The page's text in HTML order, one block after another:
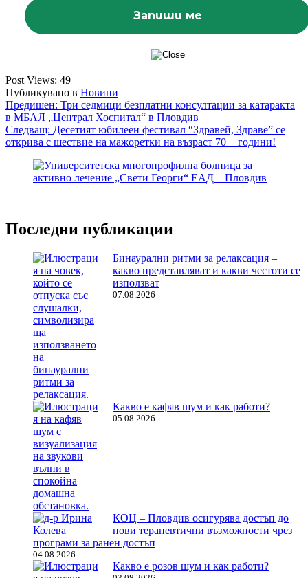
Post Views: 49
Публикувано в Новини
Навигация
Предишен: Три седмици безплатни консултации за катаракта
в МБАЛ „Централ Хоспитал“ в Пловдив
Следващ: Десетият юбилеен фестивал “Здравей, Здраве” се
открива с шествие на мажоретки на възраст 70 + години!
Последни публикации
Бинаурални ритми за релаксация –
какво представляват и какви честоти се
използват
07.08.2026
Какво е кафяв шум и как работи?
05.08.2026
КОЦ – Пловдив осигурява достъп до
нови терапевтични възможности чрез
програми за ранен достъп
04.08.2026
Какво е розов шум и как работи?